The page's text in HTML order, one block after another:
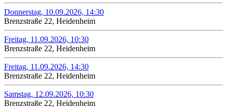
Donnerstag, 10.09.2026, 14:30
Brenzstraße 22, Heidenheim
Freitag, 11.09.2026, 10:30
Brenzstraße 22, Heidenheim
Freitag, 11.09.2026, 14:30
Brenzstraße 22, Heidenheim
Samstag, 12.09.2026, 10:30
Brenzstraße 22, Heidenheim